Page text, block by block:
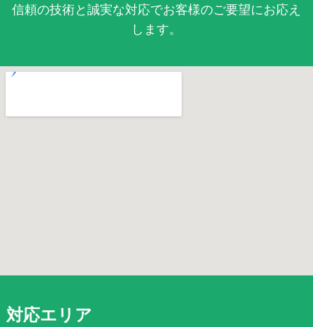
信頼の技術と誠実な対応でお客様のご要望にお応え
します。
対応エリア